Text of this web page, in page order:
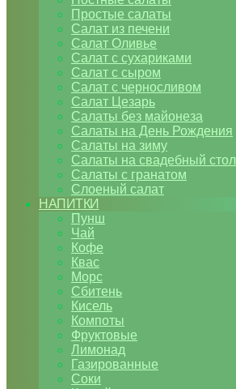
Простые салаты
Салат из печени
Салат Оливье
Салат с сухариками
Салат с сыром
Салат с черносливом
Салат Цезарь
Салаты без майонеза
Салаты на День Рождения
Салаты на зиму
Салаты на свадебный стол
Салаты с гранатом
Слоеный салат
НАПИТКИ
Пунш
Чай
Кофе
Квас
Морс
Сбитень
Кисель
Компоты
Фруктовые
Лимонад
Газированные
Соки